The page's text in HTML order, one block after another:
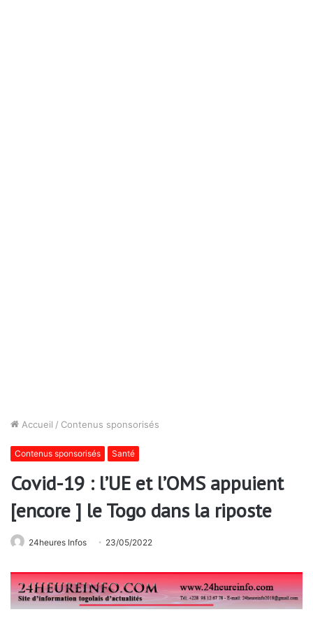
Accueil / Contenus sponsorisés
Contenus sponsorisés Santé
Covid-19 : l’UE et l’OMS appuient
[encore ] le Togo dans la riposte
24heures Infos 23/05/2022